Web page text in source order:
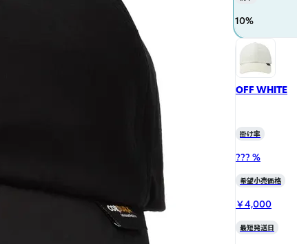
10%
OFF WHITE
掛け率
??? %
希望小売価格
￥4,000
最短発送日